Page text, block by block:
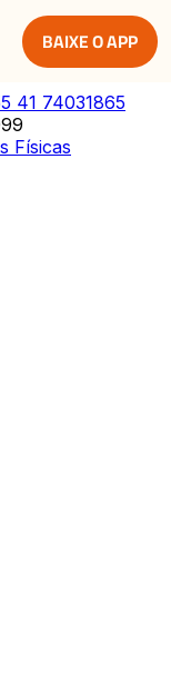
BAIXE O APP
41 74031865
Físicas